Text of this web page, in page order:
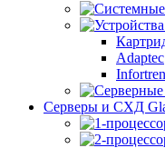
Adaptec
Серверы и СХД